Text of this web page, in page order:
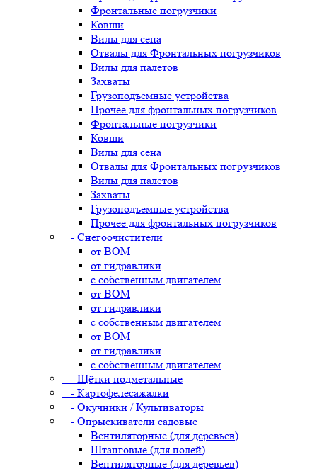
Фронтальные погрузчики
Ковши
Вилы для сена
Отвалы для Фронтальных погрузчиков
Вилы для палетов
Захваты
Грузоподъемные устройства
Прочее для фронтальных погрузчиков
Фронтальные погрузчики
Ковши
Вилы для сена
Отвалы для Фронтальных погрузчиков
Вилы для палетов
Захваты
Грузоподъемные устройства
Прочее для фронтальных погрузчиков
- Снегоочистители
от ВОМ
от гидравлики
с собственным двигателем
от ВОМ
от гидравлики
с собственным двигателем
от ВОМ
от гидравлики
с собственным двигателем
- Щётки подметальные
- Картофелесажалки
- Окучники / Культиваторы
- Опрыскиватели садовые
Вентиляторные (для деревьев)
Штанговые (для полей)
Вентиляторные (для деревьев)